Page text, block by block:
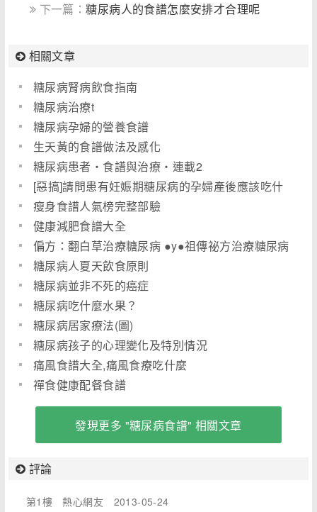
下一篇：糖尿病人的食譜怎麼安排才合理呢
相關文章
糖尿病腎病飲食指南
糖尿病治療t
糖尿病孕婦的營養食譜
生天黃的食譜做法及感化
糖尿病患者・食譜與治療・連載2
[惡搞]請問患有妊娠期糖尿病的孕婦產後應該吃什
麼?瘦身食譜人氣榜完整部驗
健康減肥食譜大全
偏方：翻白草治療糖尿病 ●y●祖傳祕方治療糖尿病
糖尿病人夏天飲食原則
糖尿病並非不死的癌症
糖尿病吃什麼水果？
糖尿病居家療法(圖)
糖尿病孩子的心理變化及特別情況
痛風食譜大全,痛風食療吃什麼
禪食健康配餐食譜
發現更多 "糖尿病食譜" 相關文章
評論
第1樓 熱心網友
2013-05-24